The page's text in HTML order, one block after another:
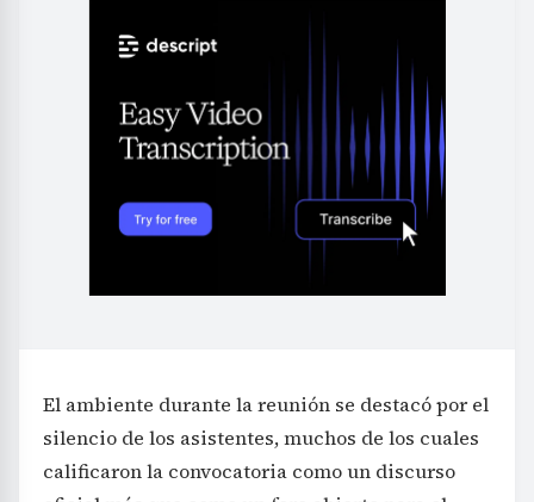
El ambiente durante la reunión se destacó por el
silencio de los asistentes, muchos de los cuales
calificaron la convocatoria como un discurso